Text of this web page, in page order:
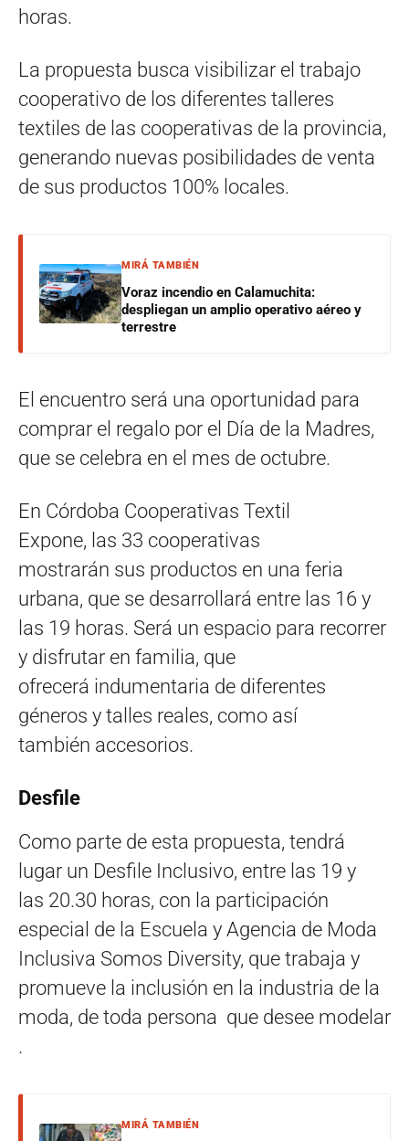
horas.
La propuesta busca visibilizar el trabajo
cooperativo de los diferentes talleres
textiles de las cooperativas de la provincia,
generando nuevas posibilidades de venta
de sus productos 100% locales.
MIRÁ TAMBIÉN
Voraz incendio en Calamuchita:
despliegan un amplio operativo aéreo y
terrestre
El encuentro será una oportunidad para
comprar el regalo por el Día de la Madres,
que se celebra en el mes de octubre.
En Córdoba Cooperativas Textil
Expone, las 33 cooperativas
mostrarán sus productos en una feria
urbana, que se desarrollará entre las 16 y
las 19 horas. Será un espacio para recorrer
y disfrutar en familia, que
ofrecerá indumentaria de diferentes
géneros y talles reales, como así
también accesorios.
Desfile
Como parte de esta propuesta, tendrá
lugar un Desfile Inclusivo, entre las 19 y
las 20.30 horas, con la participación
especial de la Escuela y Agencia de Moda
Inclusiva Somos Diversity, que trabaja y
promueve la inclusión en la industria de la
moda, de toda persona que desee modelar
.
MIRÁ TAMBIÉN